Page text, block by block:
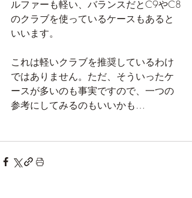
ルファーも軽い、バランスだとC9やC8
のクラブを使っているケースもあると
いいます。
これは軽いクラブを推奨しているわけ
ではありません。ただ、そういったケ
ースが多いのも事実ですので、一つの
参考にしてみるのもいいかも…